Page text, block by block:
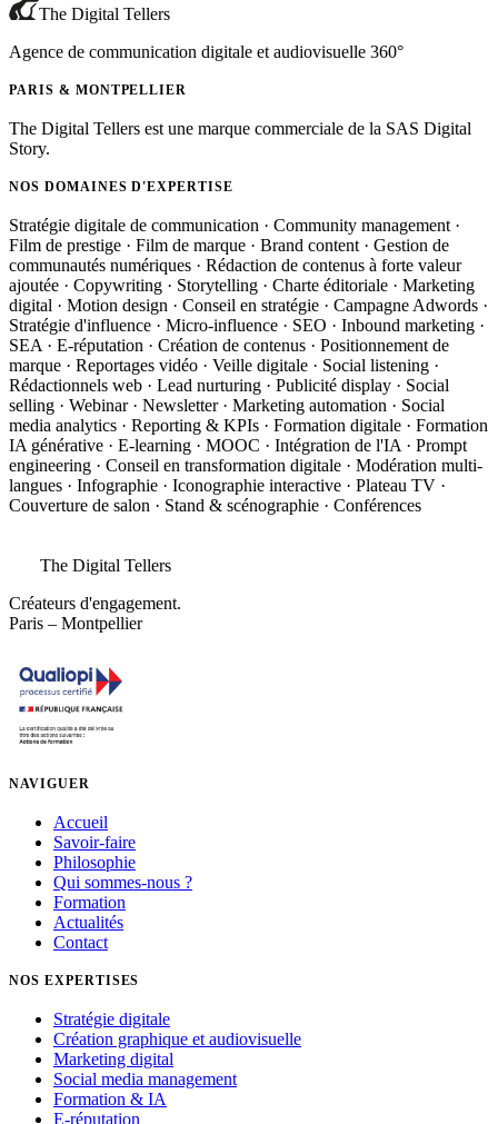
The Digital Tellers
Agence de communication digitale et audiovisuelle 360°
PARIS & MONTPELLIER
The Digital Tellers est une marque commerciale de la SAS Digital
Story.
NOS DOMAINES D'EXPERTISE
Stratégie digitale de communication · Community management ·
Film de prestige · Film de marque · Brand content · Gestion de
communautés numériques · Rédaction de contenus à forte valeur
ajoutée · Copywriting · Storytelling · Charte éditoriale · Marketing
digital · Motion design · Conseil en stratégie · Campagne Adwords ·
Stratégie d'influence · Micro-influence · SEO · Inbound marketing ·
SEA · E-réputation · Création de contenus · Positionnement de
marque · Reportages vidéo · Veille digitale · Social listening ·
Rédactionnels web · Lead nurturing · Publicité display · Social
selling · Webinar · Newsletter · Marketing automation · Social
media analytics · Reporting & KPIs · Formation digitale · Formation
IA générative · E-learning · MOOC · Intégration de l'IA · Prompt
engineering · Conseil en transformation digitale · Modération multi-
langues · Infographie · Iconographie interactive · Plateau TV ·
Couverture de salon · Stand & scénographie · Conférences
The Digital Tellers
Créateurs d'engagement.
Paris – Montpellier
NAVIGUER
Accueil
Savoir-faire
Philosophie
Qui sommes-nous ?
Formation
Actualités
Contact
NOS EXPERTISES
Stratégie digitale
Création graphique et audiovisuelle
Marketing digital
Social media management
Formation & IA
E-réputation